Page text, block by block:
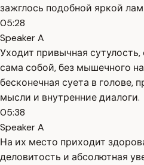
зажглось подобной яркой
05:28
Speaker A
Уходит привычная
сама собой, без мышечного
бесконечная суета в голове,
мысли и внутренние диалоги.
05:38
Speaker A
На их место приходит
деловитость и абсолютная